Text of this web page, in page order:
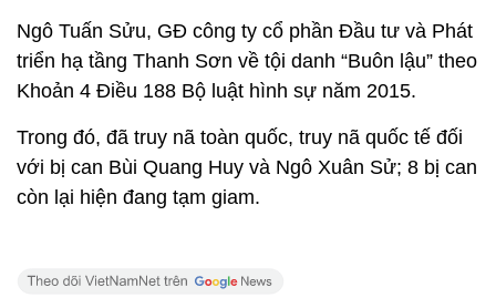
Ngô Tuấn Sửu, GĐ công ty cổ phần Đầu tư và Phát
triển hạ tầng Thanh Sơn về tội danh “Buôn lậu” theo
Khoản 4 Điều 188 Bộ luật hình sự năm 2015.
Trong đó, đã truy nã toàn quốc, truy nã quốc tế đối
với bị can Bùi Quang Huy và Ngô Xuân Sử; 8 bị can
còn lại hiện đang tạm giam.